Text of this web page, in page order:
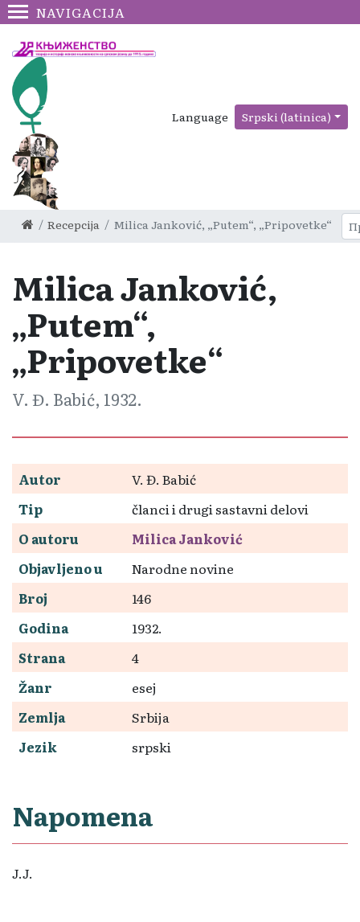
NAVIGACIJA
Language Srpski (latinica)
Recepcija Milica Janković, „Putem“, „Pripovetke“
Milica Janković,
„Putem“,
„Pripovetke“
V. Đ. Babić, 1932.
Autor
V. Đ. Babić
Tip
članci i drugi sastavni delovi
O autoru
Milica Janković
Objavljeno u
Narodne novine
Broj
146
Godina
1932.
Strana
4
Žanr
esej
Zemlja
Srbija
Jezik
srpski
Napomena
J.J.